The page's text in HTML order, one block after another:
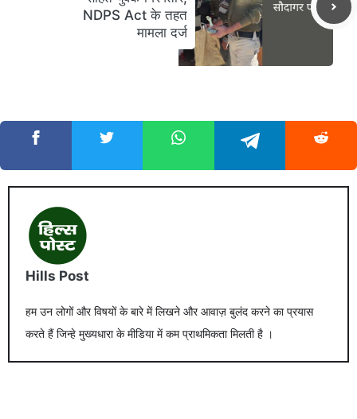
NDPS Act के तहत
मामला दर्ज
Hills Post
हम उन लोगों और विषयों के बारे में लिखने और आवाज़ बुलंद करने का प्रयास
करते हैं जिन्हे मुख्यधारा के मीडिया में कम प्राथमिकता मिलती है ।